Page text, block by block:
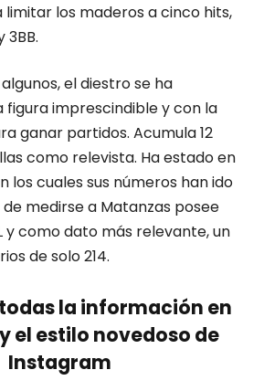
limitar los maderos a cinco hits,
3BB.
el diestro se ha
figura imprescindible y con la
ganar partidos. Acumula 12
como relevista. Ha estado en
los cuales sus números han ido
medirse a Matanzas posee
y como dato más relevante, un
de solo 214.
la información en
el estilo novedoso de
Instagram